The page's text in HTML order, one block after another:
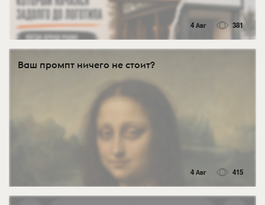
4 Авг 381
Ваш промпт ничего не стоит?
4 Авг 415